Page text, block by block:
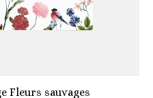
Fleurs sauvages